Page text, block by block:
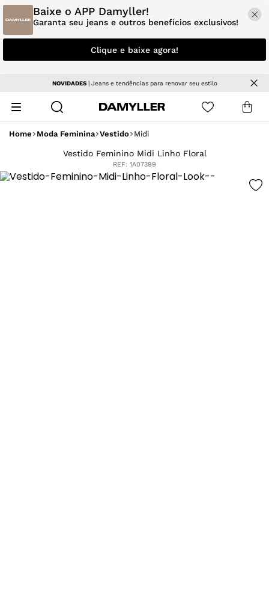
Baixe o APP Damyller!
Garanta seu jeans e outros benefícios exclusivos!
Clique e baixe agora!
NOVIDADES| Jeans e tendências para renovar seu estilo
Home Moda Feminina Vestido Midi
Vestido Feminino Midi Linho Floral
REF: 1A07399